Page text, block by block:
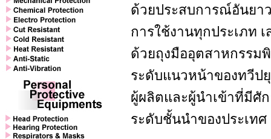
ด้วยประสบการณ์อันยา
การใช้งานทุกประเภท
ด้วยถุงมืออุตสาหกรรม
ระดับแนวหน้าของทวีปยุ
ผู้ผลิตและผู้นำเข้าที่มีศั
ระดับชั้นนำของประเทศ